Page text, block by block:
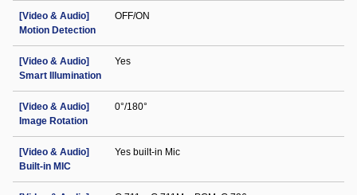
[Video & Audio]
Motion Detection
OFF/ON
[Video & Audio]
Smart Illumination
Yes
[Video & Audio]
Image Rotation
0°/180°
[Video & Audio]
Built-in MIC
Yes built-in Mic